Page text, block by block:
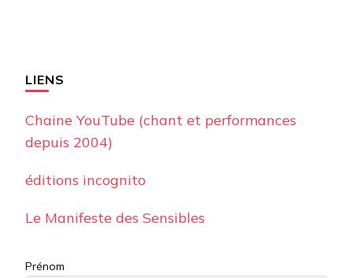
LIENS
Chaine YouTube (chant et performances
depuis 2004)
éditions incognito
Le Manifeste des Sensibles
Prénom